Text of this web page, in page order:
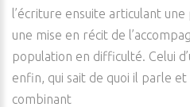
l’écriture ensuite articulant
une mise en récit de
population en difficulté. Celui
enfin, qui sait de quoi il parle
combinant